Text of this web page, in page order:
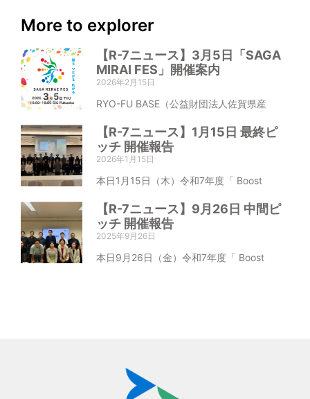
More to explorer
【R-7ニュース】3月5日「SAGA
MIRAI FES」開催案内
2026年2月15日
RYO-FU BASE（公益財団法人佐賀県産
【R-7ニュース】1月15日 最終ピ
ッチ 開催報告
2026年1月15日
本日1月15日（木）令和7年度「 Boost
【R-7ニュース】9月26日 中間ピ
ッチ 開催報告
2025年9月26日
本日9月26日（金）令和7年度「 Boost